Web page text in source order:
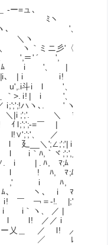
､
ヽ
､ '、
ヽ ィ
ミニ彡'〈
＝' ´ ',
ﾑ i '、 |
ヽ ヾﾆ'!|i
u',.i斗i l '、
｀>. i! | i '、
ハヽ､. ' ヽゝ
＼ ﾏ､弋´
=￣ | ﾏ､ ＞
、
＼';∠;';'| i
ヾ;';',乂 ＿ -
, ﾏ;ﾑ ￣
_ヽ、 乂
, ﾏ;ﾑ-='´
;ﾑ _ -='´
-!. |;';'ﾑ ヽ
ﾑ ／＼／:
､ ／: : : : : : : :
_ヽ: : : : : : : : :
: : : : : : : : :